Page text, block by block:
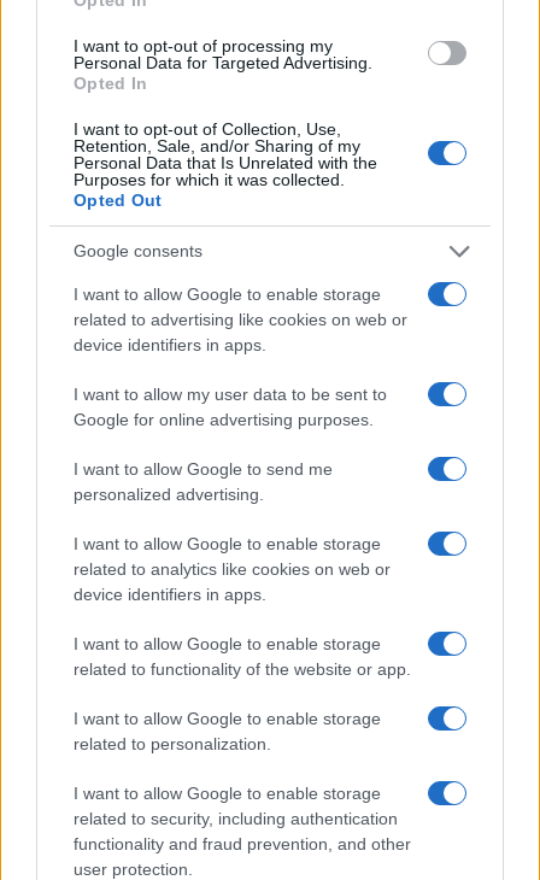
I want to opt-out of processing my
Personal Data for Targeted Advertising.
Opted In
I want to opt-out of Collection, Use,
Retention, Sale, and/or Sharing of my
Personal Data that Is Unrelated with the
Purposes for which it was collected.
Opted Out
Google consents
I want to allow Google to enable storage
related to advertising like cookies on web or
device identifiers in apps.
I want to allow my user data to be sent to
Google for online advertising purposes.
I want to allow Google to send me
personalized advertising.
I want to allow Google to enable storage
related to analytics like cookies on web or
device identifiers in apps.
I want to allow Google to enable storage
related to functionality of the website or app.
I want to allow Google to enable storage
related to personalization.
I want to allow Google to enable storage
related to security, including authentication
functionality and fraud prevention, and other
user protection.
ψηφοφορίας στον Διαγωνισμό Τραγουδιού της
Eurovision. Πλέον οι θεατές που παρακολουθούν σε όλο
τον κόσμο, εκτός των χωρών που συμμετέχουν, θα
μπορούν να ψηφίσουν τα αγαπημένα τους τραγούδια για
24 ώρες πριν από κάθε ημιτελικό και τον μεγάλο τελικό.
πριν την εκτέλεση του πρώτου τραγουδιού, θα
παραμείνει ανοιχτή σε όλη τη διάρκεια των
παραστάσεων και για έως και 40 λεπτά μετά την
εκτέλεση του τελευταίου τραγουδιού.